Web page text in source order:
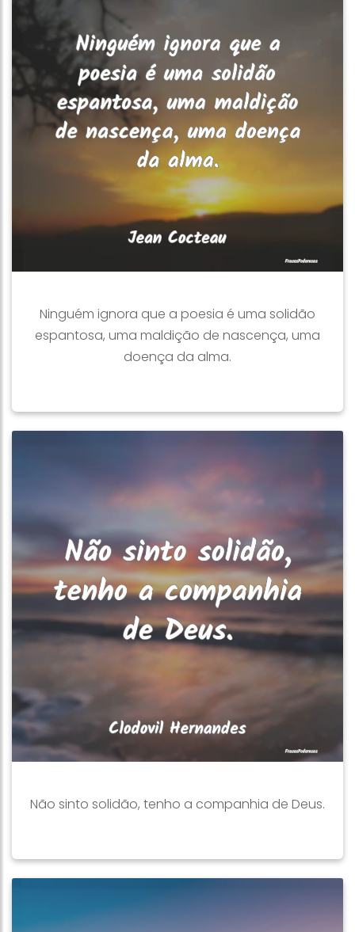
Ninguém ignora que a poesia é uma solidão
espantosa, uma maldição de nascença, uma
doença da alma.
Não sinto solidão, tenho a companhia de Deus.